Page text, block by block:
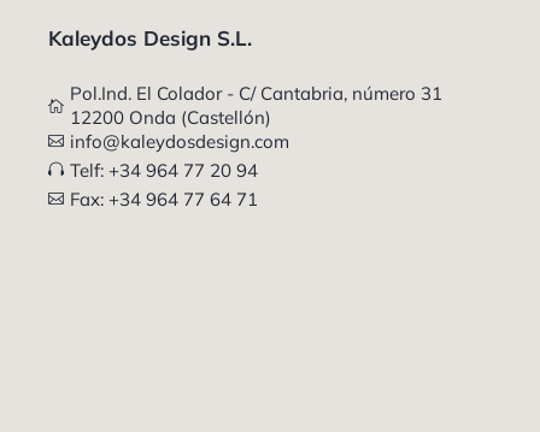
Kaleydos Design S.L.
Pol.Ind. El Colador - C/ Cantabria, número 31
12200 Onda (Castellón)
info@kaleydosdesign.com
Telf: +34 964 77 20 94
Fax: +34 964 77 64 71